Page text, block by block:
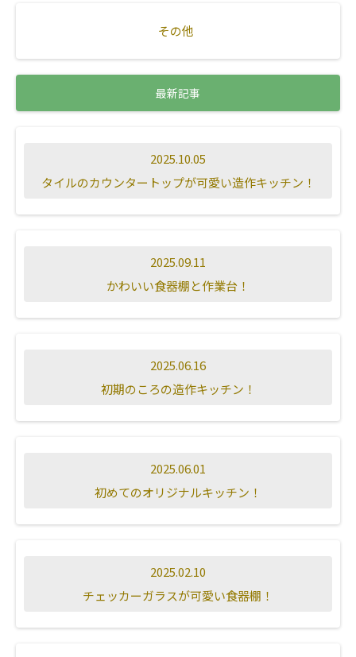
その他
最新記事
2025.10.05
タイルのカウンタートップが可愛い造作キッチン！
2025.09.11
かわいい食器棚と作業台！
2025.06.16
初期のころの造作キッチン！
2025.06.01
初めてのオリジナルキッチン！
2025.02.10
チェッカーガラスが可愛い食器棚！